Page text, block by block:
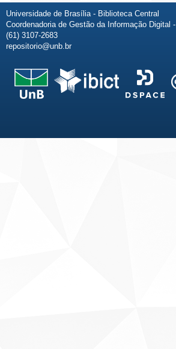
Universidade de Brasília - Biblioteca Central
Coordenadoria de Gestão da Informação Digital
(61) 3107-2683
repositorio@unb.br